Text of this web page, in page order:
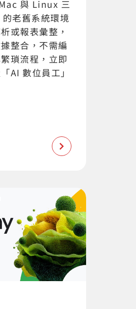
與 Linux 三
老舊系統環境
或報表彙整，
整合，不需編
瑣流程，立即
AI 數位員工」